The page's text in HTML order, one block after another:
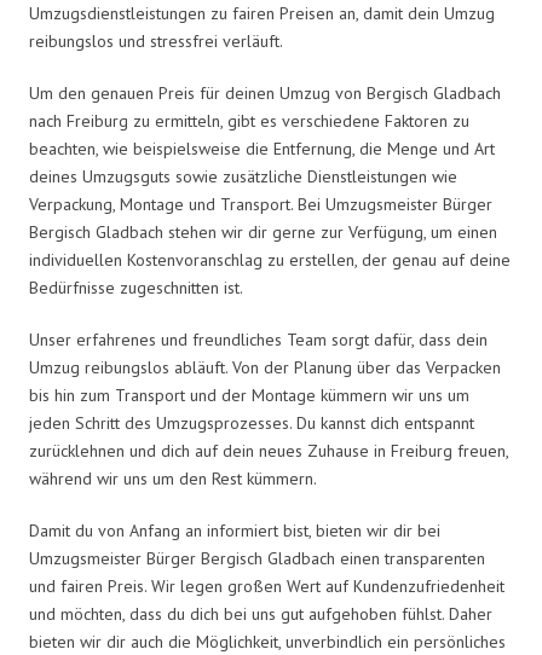
Umzugsdienstleistungen zu fairen Preisen an, damit dein Umzug
reibungslos und stressfrei verläuft.
Um den genauen Preis für deinen Umzug von Bergisch Gladbach
nach Freiburg zu ermitteln, gibt es verschiedene Faktoren zu
beachten, wie beispielsweise die Entfernung, die Menge und Art
deines Umzugsguts sowie zusätzliche Dienstleistungen wie
Verpackung, Montage und Transport. Bei Umzugsmeister Bürger
Bergisch Gladbach stehen wir dir gerne zur Verfügung, um einen
individuellen Kostenvoranschlag zu erstellen, der genau auf deine
Bedürfnisse zugeschnitten ist.
Unser erfahrenes und freundliches Team sorgt dafür, dass dein
Umzug reibungslos abläuft. Von der Planung über das Verpacken
bis hin zum Transport und der Montage kümmern wir uns um
jeden Schritt des Umzugsprozesses. Du kannst dich entspannt
zurücklehnen und dich auf dein neues Zuhause in Freiburg freuen,
während wir uns um den Rest kümmern.
Damit du von Anfang an informiert bist, bieten wir dir bei
Umzugsmeister Bürger Bergisch Gladbach einen transparenten
und fairen Preis. Wir legen großen Wert auf Kundenzufriedenheit
und möchten, dass du dich bei uns gut aufgehoben fühlst. Daher
bieten wir dir auch die Möglichkeit, unverbindlich ein persönliches